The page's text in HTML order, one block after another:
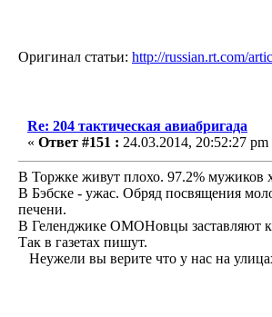
Оригинал статьи: http://russian.rt.com/
Re: 204 тактическая авиабригада
« Ответ #151 : 24.03.2014, 20:52:27 pm
В Торжке живут плохо. 97.2% мужиков
В Бэбске - ужас. Обряд посвящения
печени.
В Геленджике ОМОНовцы заставляют
Так в газетах пишут.
Неужели вы верите что у нас на